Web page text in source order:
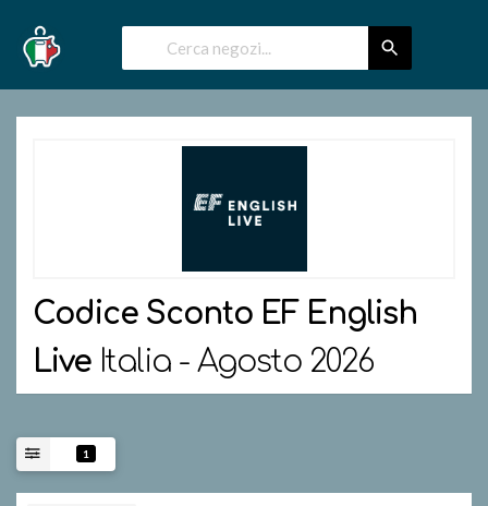
Codice Sconto EF English
Live Italia - Agosto 2026
1